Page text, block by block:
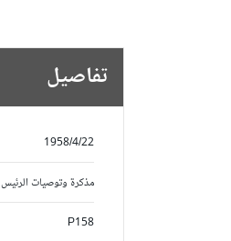
تفاصيل
1958/4/22
مذكرة وتوصيات الرئيس
P158